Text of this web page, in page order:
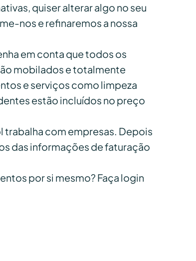
quiser alterar algo no seu
nos e refinaremos a nossa
em conta que todos os
mobilados e totalmente
e serviços como limpeza
estão incluídos no preço
trabalha com empresas. Depois
das informações de faturação
por si mesmo? Faça login